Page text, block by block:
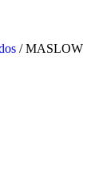
/ MASLOW